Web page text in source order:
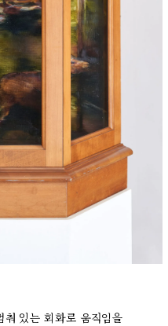
있는 회화로 움직임을